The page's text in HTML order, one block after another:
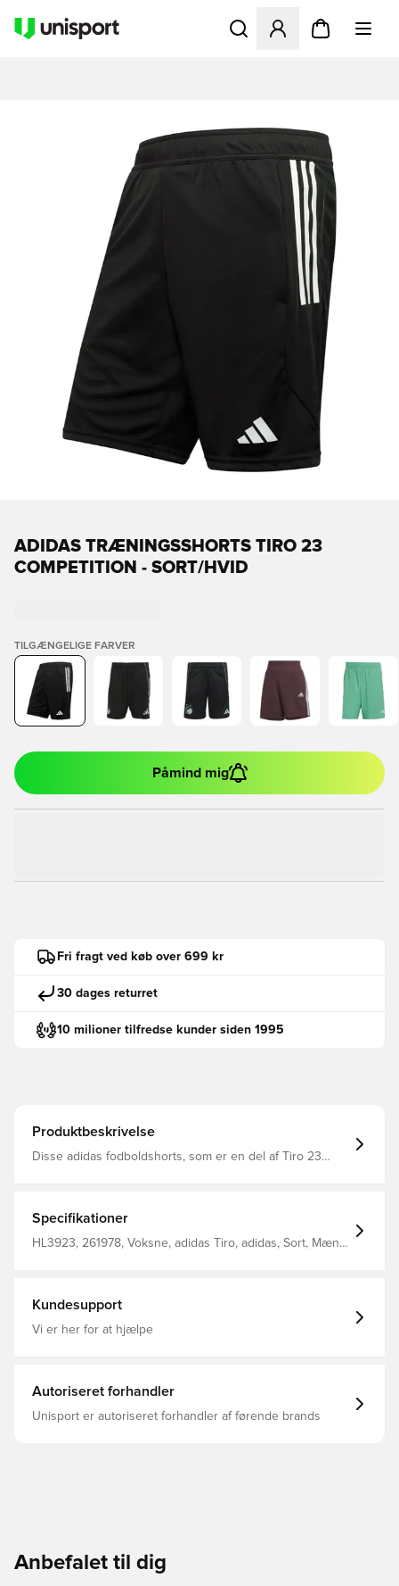
Åbner en Modal til at
ADIDAS TRÆNINGSSHORTS TIRO 23
COMPETITION - SORT/HVID
TILGÆNGELIGE FARVER
Påmind mig
Fri fragt ved køb over 699 kr
30 dages returret
10 milioner tilfredse kunder siden 1995
Produktbeskrivelse
Disse adidas fodboldshorts, som er en del af Tiro 23
Specifikationer
HL3923, 261978, Voksne, adidas Tiro, adidas, Sort, Mænd,
Kundesupport
Vi er her for at hjælpe
Autoriseret forhandler
Unisport er autoriseret forhandler af førende brands
Anbefalet til dig